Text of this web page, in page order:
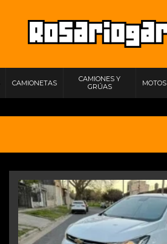
CAMIONETAS
CAMIONES Y
GRÚAS
MOTOS